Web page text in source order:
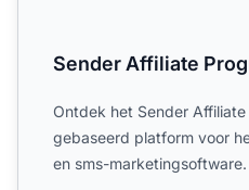
Sender Affiliate
Ontdek het Sender
gebaseerd platform voor
en sms-